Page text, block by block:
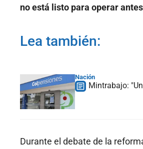
no está listo para operar
Lea también:
Nación
Mintrabajo:
Durante el debate de la